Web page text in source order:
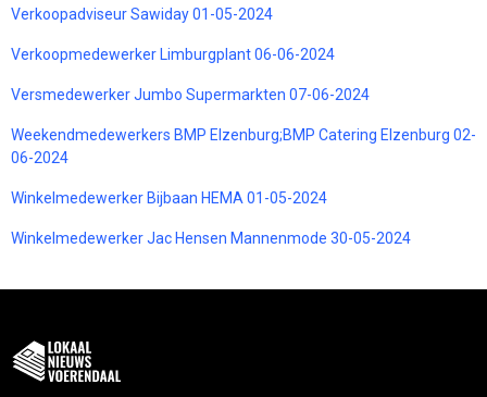
Verkoopadviseur Sawiday 01-05-2024
Verkoopmedewerker Limburgplant 06-06-2024
Versmedewerker Jumbo Supermarkten 07-06-2024
Weekendmedewerkers BMP Elzenburg;BMP Catering Elzenburg 02-
06-2024
Winkelmedewerker Bijbaan HEMA 01-05-2024
Winkelmedewerker Jac Hensen Mannenmode 30-05-2024